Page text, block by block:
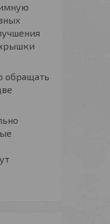
обращать